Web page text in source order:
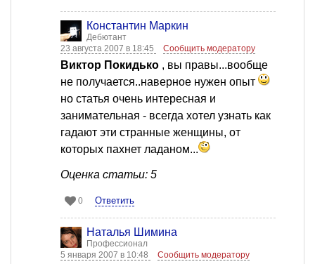
Константин Маркин
Дебютант
23 августа 2007 в 18:45
Сообщить модератору
Виктор Покидько , вы правы...вообще
не получается..наверное нужен опыт
но статья очень интересная и
занимательная - всегда хотел узнать как
гадают эти странные женщины, от
которых пахнет ладаном...
Оценка статьи: 5
0 Ответить
Наталья Шимина
Профессионал
5 января 2007 в 10:48
Сообщить модератору